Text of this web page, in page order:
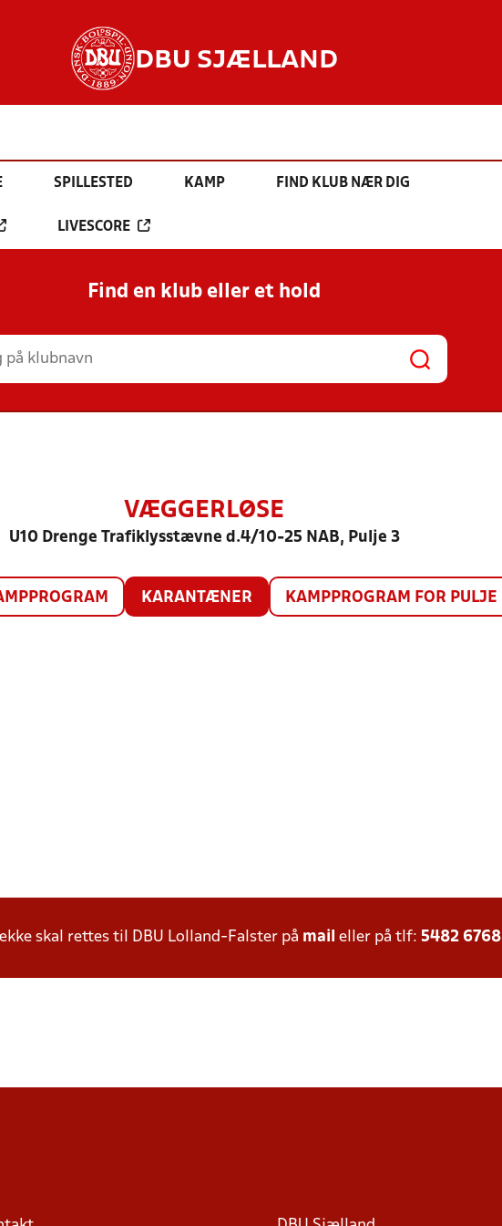
DBU SJÆLLAND
SPILLESTED KAMP FIND KLUB NÆR DIG
LIVESCORE
Find en klub eller et hold
VÆGGERLØSE
U10 Drenge Trafiklysstævne d.4/10-25 NAB, Pulje 3
KARANTÆNER KAMPPROGRAM FOR PULJE
skal rettes til DBU Lolland-Falster på mail eller på tlf: 5482 6768